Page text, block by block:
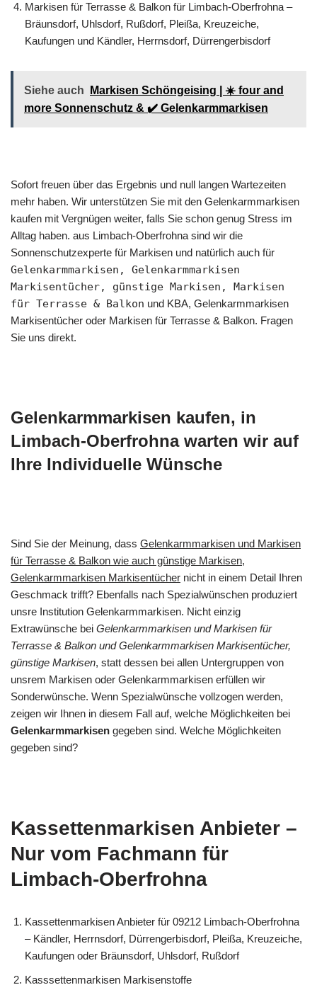
Markisen für Terrasse & Balkon für Limbach-Oberfrohna –
Bräunsdorf, Uhlsdorf, Rußdorf, Pleißa, Kreuzeiche,
Kaufungen und Kändler, Herrnsdorf, Dürrengerbisdorf
Siehe auch
Markisen Schöngeising | ☀️ four and
more Sonnenschutz & ✔️ Gelenkarmmarkisen
Sofort freuen über das Ergebnis und null langen Wartezeiten
mehr haben. Wir unterstützen Sie mit den Gelenkarmmarkisen
kaufen mit Vergnügen weiter, falls Sie schon genug Stress im
Alltag haben. aus Limbach-Oberfrohna sind wir die
Sonnenschutzexperte für Markisen und natürlich auch für
Gelenkarmmarkisen, Gelenkarmmarkisen
Markisentücher, günstige Markisen, Markisen
für Terrasse & Balkon und KBA, Gelenkarmmarkisen
Markisentücher oder Markisen für Terrasse & Balkon. Fragen
Sie uns direkt.
Gelenkarmmarkisen kaufen, in
Limbach-Oberfrohna warten wir auf
Ihre Individuelle Wünsche
Sind Sie der Meinung, dass Gelenkarmmarkisen und Markisen
für Terrasse & Balkon wie auch günstige Markisen,
Gelenkarmmarkisen Markisentücher nicht in einem Detail Ihren
Geschmack trifft? Ebenfalls nach Spezialwünschen produziert
unsre Institution Gelenkarmmarkisen. Nicht einzig
Extrawünsche bei Gelenkarmmarkisen und Markisen für
Terrasse & Balkon und Gelenkarmmarkisen Markisentücher,
günstige Markisen, statt dessen bei allen Untergruppen von
unsrem Markisen oder Gelenkarmmarkisen erfüllen wir
Sonderwünsche. Wenn Spezialwünsche vollzogen werden,
zeigen wir Ihnen in diesem Fall auf, welche Möglichkeiten bei
Gelenkarmmarkisen gegeben sind. Welche Möglichkeiten
gegeben sind?
Kassettenmarkisen Anbieter –
Nur vom Fachmann für
Limbach-Oberfrohna
Kassettenmarkisen Anbieter für 09212 Limbach-Oberfrohna
– Kändler, Herrnsdorf, Dürrengerbisdorf, Pleißa, Kreuzeiche,
Kaufungen oder Bräunsdorf, Uhlsdorf, Rußdorf
Kasssettenmarkisen Markisenstoffe